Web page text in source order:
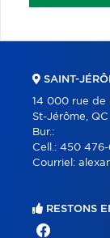
SAINT-
14 000 rue de
St-Jérôme,
Bur.:
Cell.: 450 476-
Courriel:
RESTONS